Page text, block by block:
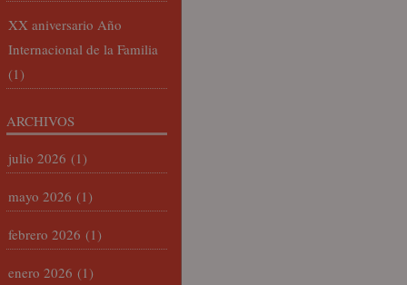
XX aniversario Año
Internacional de la Familia
(1)
ARCHIVOS
julio 2026 (1)
mayo 2026 (1)
febrero 2026 (1)
enero 2026 (1)